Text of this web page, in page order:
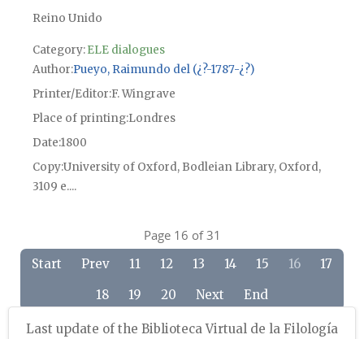
Reino Unido
Category:ELE dialogues
Author Pueyo, Raimundo del (¿?-1787-¿?)
Printer/Editor F. Wingrave
Place of printingLondres
Date1800
CopyUniversity of Oxford, Bodleian Library, Oxford,
3109 e....
Page 16 of 31
Start Prev 11 12 13 14 15 16
17
18
19 20 Next End
Last update of the Biblioteca Virtual de la Filología